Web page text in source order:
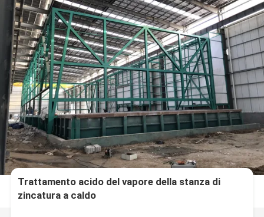
Trattamento acido del vapore della stanza di
zincatura a caldo